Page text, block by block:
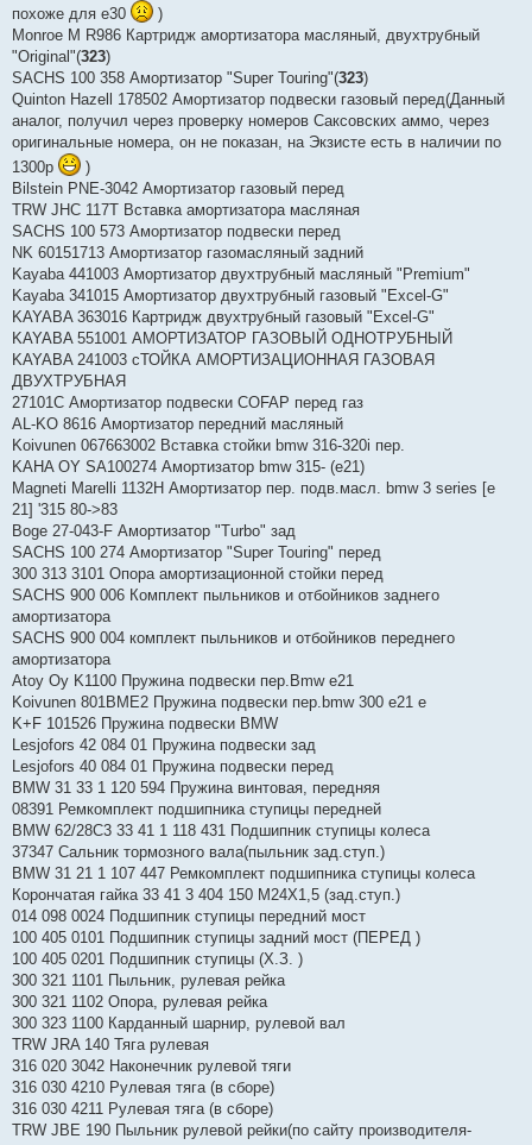
похоже для е30
)
Monroe M R986 Картридж амортизатора масляный, двухтрубный
"Original"(323)
SACHS 100 358 Амортизатор "Super Touring"(323)
Quinton Hazell 178502 Амортизатор подвески газовый перед(Данный
аналог, получил через проверку номеров Саксовских аммо, через
оригинальные номера, он не показан, на Экзисте есть в наличии по
1300р
)
Bilstein PNE-3042 Амортизатор газовый перед
TRW JHC 117T Вставка амортизатора масляная
SACHS 100 573 Амортизатор подвески перед
NK 60151713 Амортизатор газомасляный задний
Kayaba 441003 Амортизатор двухтрубный масляный "Premium"
Kayaba 341015 Амортизатор двухтрубный газовый "Excel-G"
KAYABA 363016 Картридж двухтрубный газовый "Excel-G"
KAYABA 551001 АМОРТИЗАТОР ГАЗОВЫЙ ОДНОТРУБНЫЙ
KAYABA 241003 сТОЙКА АМОРТИЗАЦИОННАЯ ГАЗОВАЯ
ДВУХТРУБНАЯ
27101C Амортизатор подвески COFAP перед газ
AL-KO 8616 Амортизатор передний масляный
Koivunen 067663002 Вставка стойки bmw 316-320i пер.
KAHA OY SA100274 Амортизатор bmw 315- (e21)
Magneti Marelli 1132H Амортизатор пер. подв.масл. bmw 3 series [e
21] '315 80->83
Boge 27-043-F Амортизатор "Turbo" зад
SACHS 100 274 Амортизатор "Super Touring" перед
300 313 3101 Опора амортизационной стойки перед
SACHS 900 006 Комплект пыльников и отбойников заднего
амортизатора
SACHS 900 004 комплект пыльников и отбойников переднего
амортизатора
Atoy Oy K1100 Пружина подвески пер.Bmw e21
Koivunen 801BME2 Пружина подвески пер.bmw 300 e21 e
K+F 101526 Пружина подвески BMW
Lesjofors 42 084 01 Пружина подвески зад
Lesjofors 40 084 01 Пружина подвески перед
BMW 31 33 1 120 594 Пружина винтовая, передняя
08391 Ремкомплект подшипника ступицы передней
BMW 62/28C3 33 41 1 118 431 Подшипник ступицы колеса
37347 Сальник тормозного вала(пыльник зад.ступ.)
BMW 31 21 1 107 447 Ремкомплект подшипника ступицы колеса
Корончатая гайка 33 41 3 404 150 M24X1,5 (зад.ступ.)
014 098 0024 Подшипник ступицы передний мост
100 405 0101 Подшипник ступицы задний мост (ПЕРЕД )
100 405 0201 Подшипник ступицы (Х.З. )
300 321 1101 Пыльник, рулевая рейка
300 321 1102 Опора, рулевая рейка
300 323 1100 Карданный шарнир, рулевой вал
TRW JRA 140 Тяга рулевая
316 020 3042 Наконечник рулевой тяги
316 030 4210 Рулевая тяга (в сборе)
316 030 4211 Рулевая тяга (в сборе)
TRW JBE 190 Пыльник рулевой рейки(по сайту производителя-